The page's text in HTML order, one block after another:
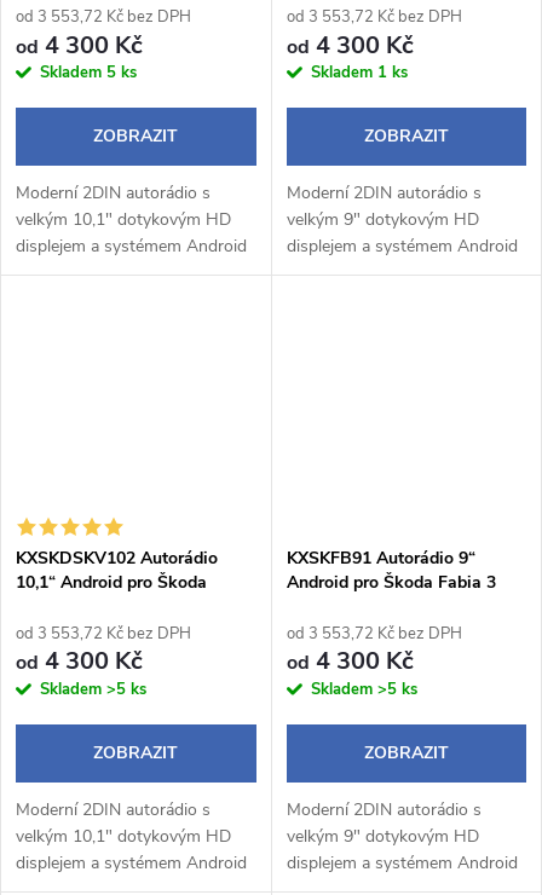
od 3 553,72 Kč bez DPH
od 4 300 Kč
Skladem 5 ks
ZOBRAZIT
Moderní 2DIN autorádio s
velkým 10,1" dotykovým HD
displejem a systémem Android
14 přináší pohodlné a chytré
od 3 553,72 Kč bez DPH
od 4 300 Kč
Skladem 1 ks
ZOBRAZIT
Moderní 2DIN autorádio s
velkým 9" dotykovým HD
displejem a systémem Android
14 přináší pohodlné a chytré
KXSKDSKV102 Autorádio
10,1“ Android pro Škoda
od 3 553,72 Kč bez DPH
od 4 300 Kč
Skladem >5 ks
ZOBRAZIT
Moderní 2DIN autorádio s
velkým 10,1" dotykovým HD
displejem a systémem Android
14 přináší pohodlné a chytré
KXSKFB91 Autorádio 9“
Android pro Škoda Fabia 3
od 3 553,72 Kč bez DPH
od 4 300 Kč
Skladem >5 ks
ZOBRAZIT
Moderní 2DIN autorádio s
velkým 9" dotykovým HD
displejem a systémem Android
14 přináší pohodlné a chytré